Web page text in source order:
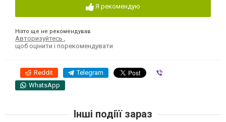
Я рекомендую
Ніхто ще не рекомендував
Авторизуйтесь
щоб оцінити і порекомендувати
Reddit Telegram
WhatsApp
Інші подіїї зараз